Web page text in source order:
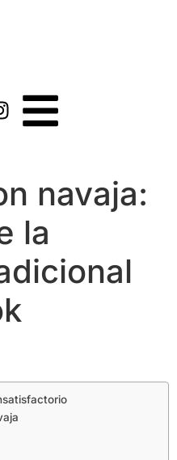
navaja:
la